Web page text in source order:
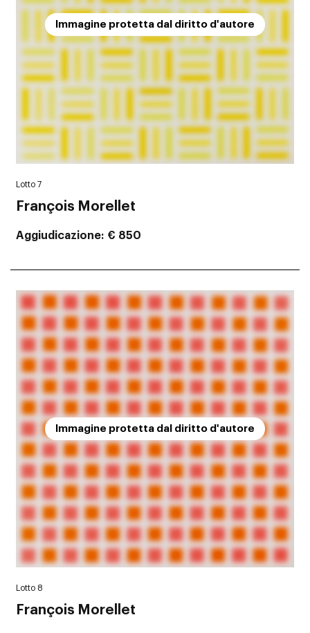
Immagine protetta dal diritto d'autore
Lotto 7
François Morellet
Aggiudicazione € 850
Immagine protetta dal diritto d'autore
Lotto 8
François Morellet